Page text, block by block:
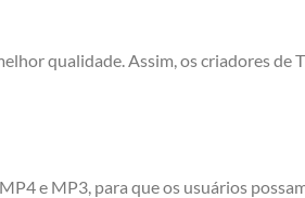
qualidade. Assim, os criadores de
e MP3, para que os usuários